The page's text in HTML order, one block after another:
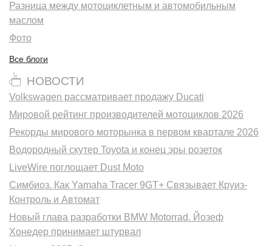
Разница между мотоциклетным и автомобильным
маслом
Фото
Все блоги
НОВОСТИ
Volkswagen рассматривает продажу Ducati
Мировой рейтинг производителей мотоциклов 2026
Рекорды мирового моторынка в первом квартале 2026
Водородный скутер Toyota и конец эры розеток
LiveWire поглощает Dust Moto
Симбиоз. Как Yamaha Tracer 9GT+ Связывает Круиз-
Контроль и Автомат
Новый глава разработки BMW Motorrad. Йозеф
Хонедер принимает штурвал